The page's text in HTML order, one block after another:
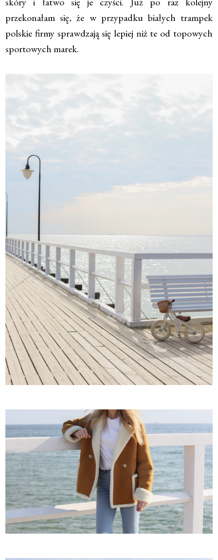
przekonałam się, że w przypadku białych trampek
polskie firmy sprawdzają się lepiej niż te od topowych
sportowych marek.